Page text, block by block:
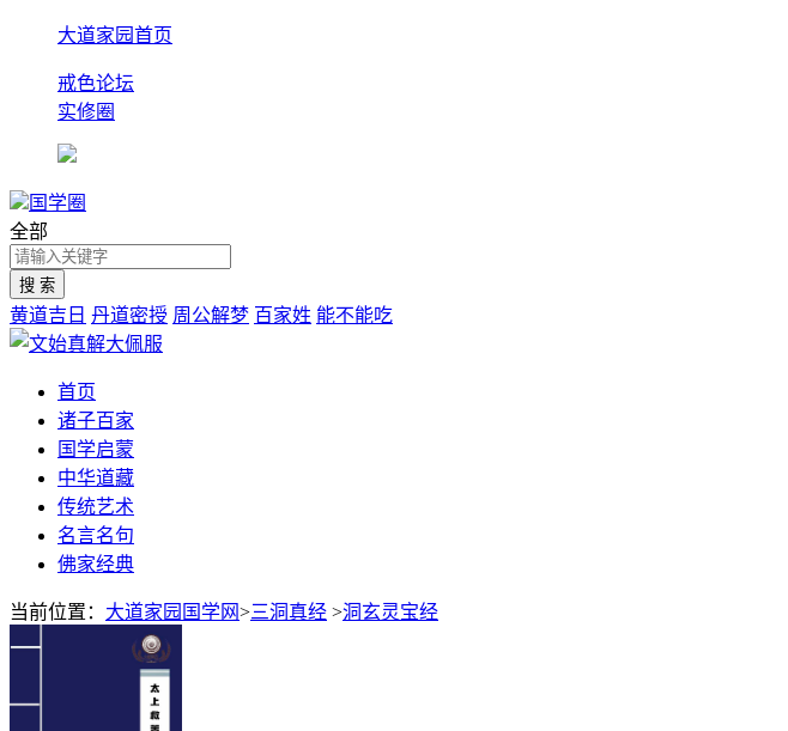
大道家园首页
戒色论坛
实修圈
国学圈
全部
黄道吉日 丹道密授 周公解梦 百家姓 能不能吃
首页
诸子百家
国学启蒙
中华道藏
传统艺术
名言名句
佛家经典
当前位置： 大道家园国学网>三洞真经 >洞玄灵宝经